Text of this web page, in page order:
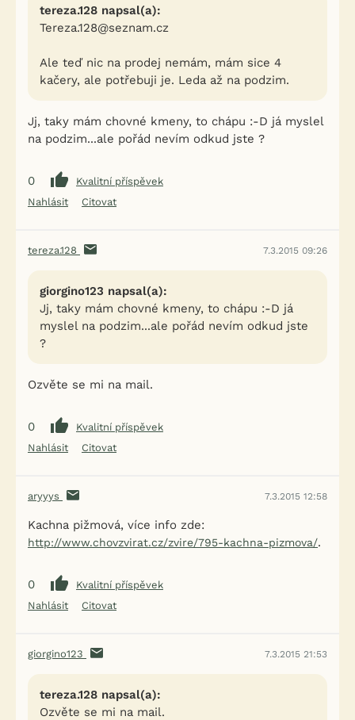
tereza.128 napsal(a):
Tereza.128@seznam.cz
Ale teď nic na prodej nemám, mám sice 4
kačery, ale potřebuji je. Leda až na podzim.
Jj, taky mám chovné kmeny, to chápu :-D já myslel
na podzim...ale pořád nevím odkud jste ?
0
Kvalitní příspěvek
Nahlásit
Citovat
tereza.128 7.3.2015 09:26
giorgino123 napsal(a):
Jj, taky mám chovné kmeny, to chápu :-D já
myslel na podzim...ale pořád nevím odkud jste
?
Ozvěte se mi na mail.
0
Kvalitní příspěvek
Nahlásit
Citovat
aryyys 7.3.2015 12:58
Kachna pižmová, více info zde:
http://www.chovzvirat.cz/zvire/795-kachna-pizmova/.
0
Kvalitní příspěvek
Nahlásit
Citovat
giorgino123 7.3.2015 21:53
tereza.128 napsal(a):
Ozvěte se mi na mail.